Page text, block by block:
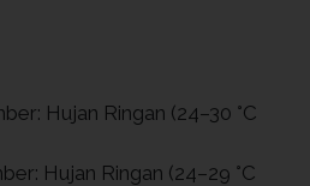
Hujan Ringan (24–30 °C
Hujan Ringan (24–29 °C